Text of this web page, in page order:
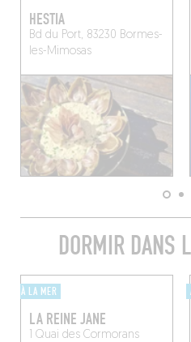
HESTIA
Bd du Port, 83230 Bormes-
les-Mimosas
DORMIR DANS
À LA MER
LA REINE JANE
1 Quai des Cormorans